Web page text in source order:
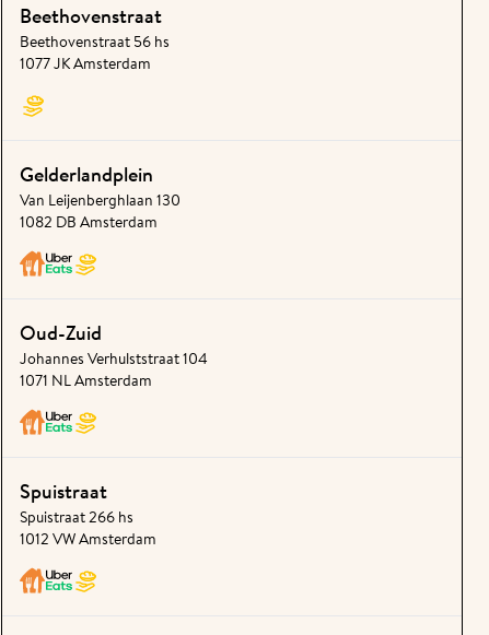
Beethovenstraat
Beethovenstraat 56 hs
1077 JK Amsterdam
Gelderlandplein
Van Leijenberghlaan 130
1082 DB Amsterdam
Oud-Zuid
Johannes Verhulststraat 104
1071 NL Amsterdam
Spuistraat
Spuistraat 266 hs
1012 VW Amsterdam